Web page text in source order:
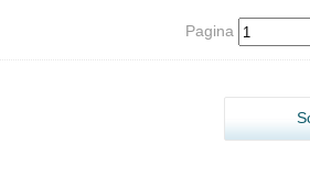
Pagina